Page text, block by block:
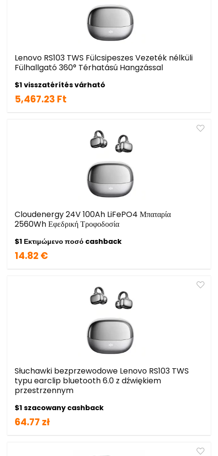
Lenovo RS103 TWS Fülcsipeszes Vezeték nélküli
Fülhallgató 360° Térhatású Hangzással
$1 visszatérítés várható
5,467.23 Ft
Cloudenergy 24V 100Ah LiFePO4 Μπαταρία
2560Wh Εφεδρική Τροφοδοσία
$1 Εκτιμώμενο ποσό cashback
14.82 €
Słuchawki bezprzewodowe Lenovo RS103 TWS
typu earclip bluetooth 6.0 z dźwiękiem
przestrzennym
$1 szacowany cashback
64.77 zł